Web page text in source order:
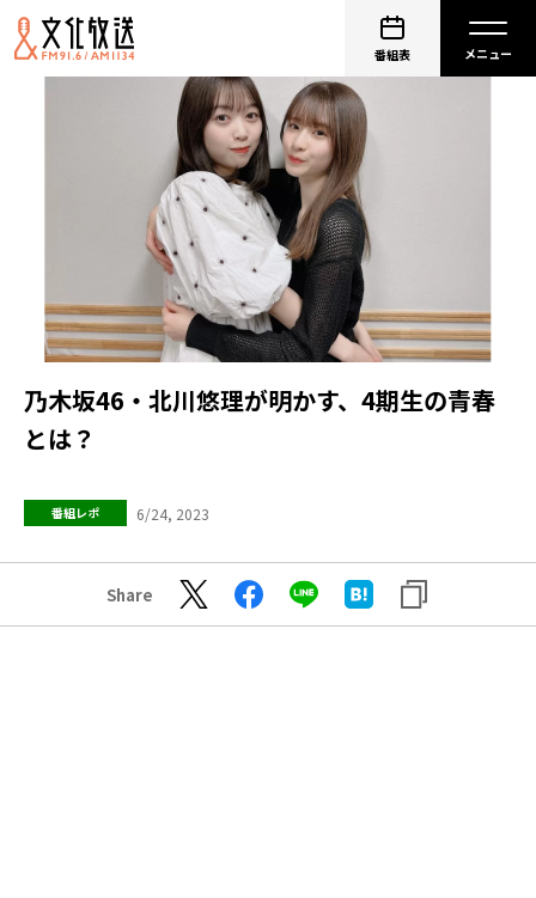
番組表
乃木坂46・北川悠理が明かす、4期生の青春
とは？
番組レポ 6/24, 2023
Share